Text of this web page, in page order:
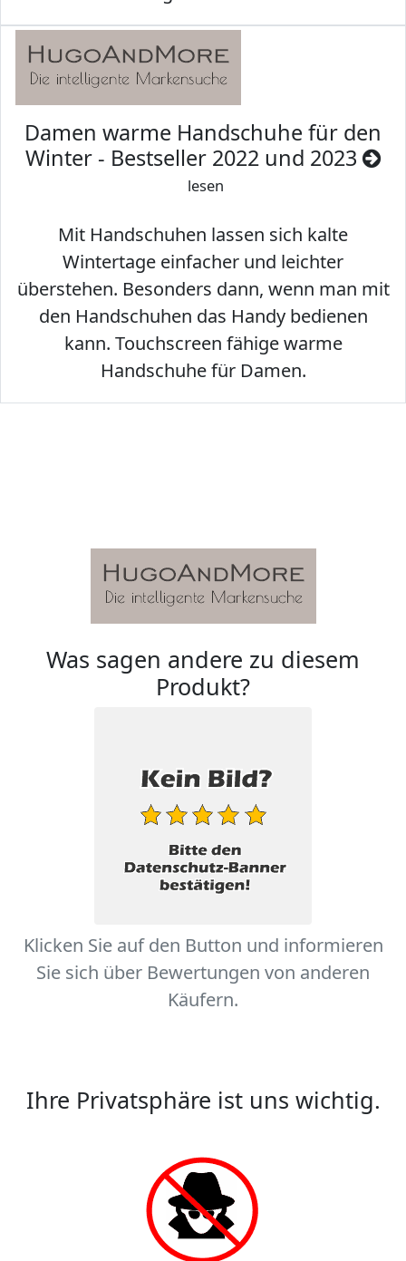
Damen warme Handschuhe für den
Winter - Bestseller 2022 und 2023
lesen
Mit Handschuhen lassen sich kalte
Wintertage einfacher und leichter
überstehen. Besonders dann, wenn man mit
den Handschuhen das Handy bedienen
kann. Touchscreen fähige warme
Handschuhe für Damen.
Was sagen andere zu diesem
Produkt?
Klicken Sie auf den Button und informieren
Sie sich über Bewertungen von anderen
Käufern.
Ihre Privatsphäre ist uns wichtig.